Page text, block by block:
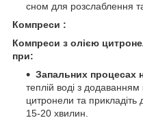
сном для розслаблення
Компреси :
Компреси з олією
при:
Запальних процесах
теплій воді з додаванням
цитронели та прикладіть
15-20 хвилин.